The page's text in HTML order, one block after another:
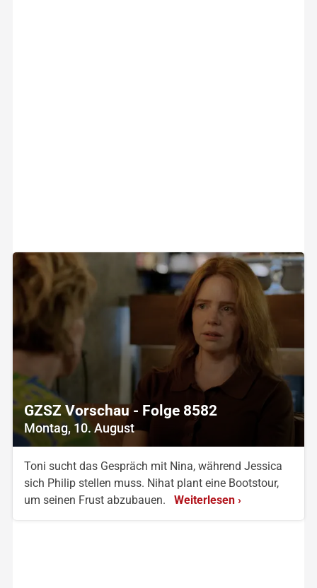
GZSZ Vorschau - Folge 8582
Montag, 10. August
Toni sucht das Gespräch mit Nina, während Jessica
sich Philip stellen muss. Nihat plant eine Bootstour,
um seinen Frust abzubauen. Weiterlesen ›